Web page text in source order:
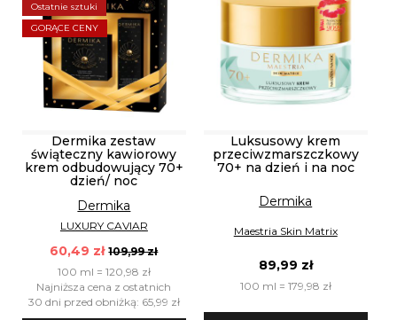
Ostatnie sztuki
GORĄCE CENY
Dermika zestaw
świąteczny kawiorowy
krem odbudowujący 70+
dzień/ noc
Dermika
LUXURY CAVIAR
60,49 zł 109,99 zł
100 ml = 120,98 zł
Najniższa cena z ostatnich
30 dni przed obniżką: 65,99 zł
Luksusowy krem
przeciwzmarszczkowy
70+ na dzień i na noc
Dermika
Maestria Skin Matrix
89,99 zł
100 ml = 179,98 zł